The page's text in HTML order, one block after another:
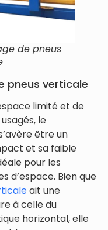
de pneus
pneus verticale
limité et de
le
être un
et sa faible
pour les
d’espace. Bien que
ait une
à celle du
horizontal, elle